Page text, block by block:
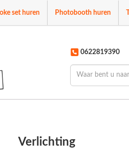
set huren Photobooth huren
0622819390
Verlichting